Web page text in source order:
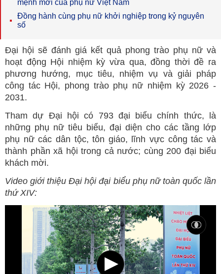
mệnh mới của phụ nữ Việt Nam
Đồng hành cùng phụ nữ khởi nghiệp trong kỷ nguyên
số
Đại hội sẽ đánh giá kết quả phong trào phụ nữ và
hoạt động Hội nhiệm kỳ vừa qua, đồng thời đề ra
phương hướng, mục tiêu, nhiệm vụ và giải pháp
công tác Hội, phong trào phụ nữ nhiệm kỳ 2026 -
2031.
Tham dự Đại hội có 793 đại biểu chính thức, là
những phụ nữ tiêu biểu, đại diện cho các tầng lớp
phụ nữ các dân tộc, tôn giáo, lĩnh vực công tác và
thành phần xã hội trong cả nước; cùng 200 đại biểu
khách mời.
Video giới thiệu Đại hội đại biểu phụ nữ toàn quốc lần
thứ XIV: